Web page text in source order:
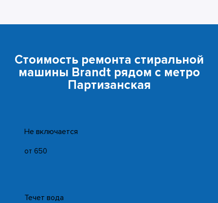
Стоимость ремонта стиральной
машины Brandt рядом с метро
Партизанская
Не включается
от 650
Течет вода